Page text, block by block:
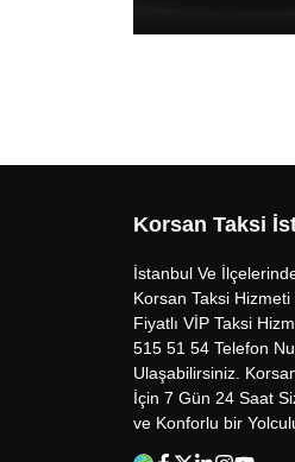
Korsan Taksi
İstanbul Ve
Korsan Taksi
Fiyatlı VİP Taksi
515 51 54 Telefon
Ulaşabilirsiniz.
İçin 7 Gün 24 Saat
ve Konforlu bir